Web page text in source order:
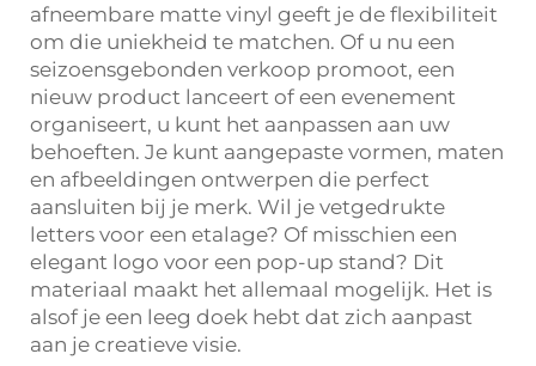
afneembare matte vinyl geeft je de flexibiliteit
om die uniekheid te matchen. Of u nu een
seizoensgebonden verkoop promoot, een
nieuw product lanceert of een evenement
organiseert, u kunt het aanpassen aan uw
behoeften. Je kunt aangepaste vormen, maten
en afbeeldingen ontwerpen die perfect
aansluiten bij je merk. Wil je vetgedrukte
letters voor een etalage? Of misschien een
elegant logo voor een pop-up stand? Dit
materiaal maakt het allemaal mogelijk. Het is
alsof je een leeg doek hebt dat zich aanpast
aan je creatieve visie.